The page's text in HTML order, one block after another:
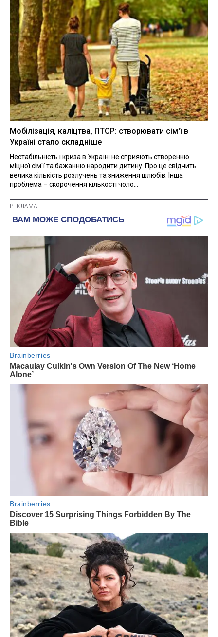
Мобілізація, каліцтва, ПТСР: створювати сім'ї в
Україні стало складніше
Нестабільність і криза в Україні не сприяють створенню
міцної сім'ї та бажанню народити дитину. Про це свідчить
велика кількість розлучень та зниження шлюбів. Інша
проблема – скорочення кількості чоло...